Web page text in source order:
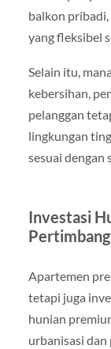
balkon
yang fleksibel
Selain itu,
kebersihan,
pelanggan
lingkungan
sesuai dengan
Investasi
Apartemen
tetapi juga
hunian
urbanisasi